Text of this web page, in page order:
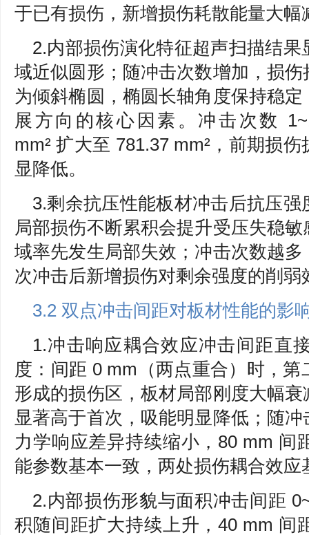
于已有损伤，新增损伤耗散能量大幅
2.内部损伤演化特征超声扫描结
域近似圆形；随冲击次数增加，损
为倾斜椭圆，椭圆长轴角度保持稳
展方向的核心因素。冲击次数
mm² 扩大至 781.37 mm²，前期损
显降低。
3.剩余抗压性能板材冲击后抗压
局部损伤不断累积会提升受压失稳
域率先发生局部失效；冲击次数越
次冲击后新增损伤对剩余强度的削弱
3.2 双点冲击间距对板材性能的影
1.冲击响应耦合效应冲击间距直
度：间距 0 mm（两点重合）时，
形成的损伤区，板材局部刚度大幅
显著高于首次，吸能明显降低；随
力学响应差异持续缩小，80 mm 间
能参数基本一致，两处损伤耦合效应
2.内部损伤形貌与面积冲击间距
积随间距扩大持续上升，40 mm 间